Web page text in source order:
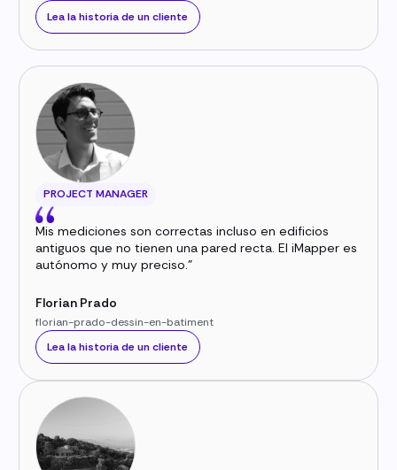
Lea la historia de un cliente
PROJECT MANAGER
Mis mediciones son correctas incluso en edificios
antiguos que no tienen una pared recta. El iMapper es
autónomo y muy preciso."
Florian Prado
florian-prado-dessin-en-batiment
Lea la historia de un cliente